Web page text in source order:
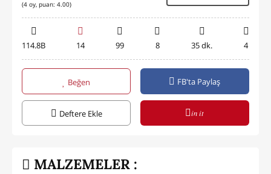
(4 oy, puan: 4.00)
114.8B 14 99 8 35 dk. 4
Beğen FB'ta Paylaş
Deftere Ekle in it
MALZEMELER :